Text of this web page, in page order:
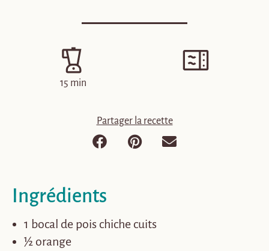
15 min
Partager la recette
Ingrédients
1 bocal de pois chiche cuits
½ orange